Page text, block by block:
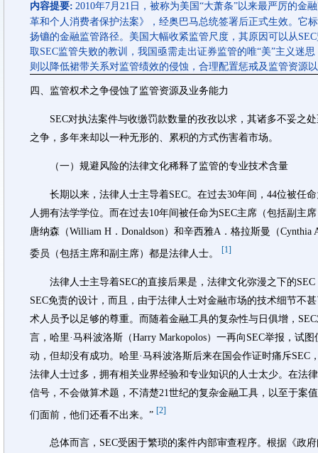
内容提要: 2010年7月21日，被称为美国“大萧条”以来最严厉的
革和个人消费者保护法案》，经奥巴马总统签署后正式生效。它
扬镳的金融监管路径。美国大幅收紧监管尺度，其原因可以从
取SEC监管失败的教训，我国亟需走出证券监管的唯“美”主义迷
则以降低裙带关系对监管绩效的侵蚀，合理配置惩戒及监管资源
四、监管权术之争侵蚀了监管资源及业务能力
SEC对执法案件与收缴罚款数量的孜孜以求，其诸多不妥之处
之争，多年来却以一种无形的、累积的方式伤害着市场。
（一）规避风险的法律文化稀释了监管的专业技术含量
长期以来，法律人士主导着SEC。在过去30年间，44位被任命
人拥有法学学位。而在过去10年间被任命为SEC主席（包括副主
唐纳森（William H．Donaldson）和辛西雅A．格拉斯曼（Cynthia
委员（包括主席和副主席）都是法律人士。 [1]
法律人士主导着SEC的直接后果是，法律文化弥漫之下的SEC
SEC免责的设计，而且，由于法律人士对金融市场的技术细节不
术人员予以足够的尊重。而随着金融工具的复杂性与日俱增，
言，哈里·马科波洛斯（Harry Markopolos）一再向SEC举报，试
动，但却没有成功。哈里·马科波洛斯后来在国会作证时痛斥SEC
法律人士过多，拥有相关业界经验和专业知识的人士太少。在法
信号，不会做算术题，不清楚21世纪的复杂金融工具，以至于案
们面前，他们还看不出来。” [2]
总体而言，SEC受困于繁琐的案件内部审查程序。根据《政府